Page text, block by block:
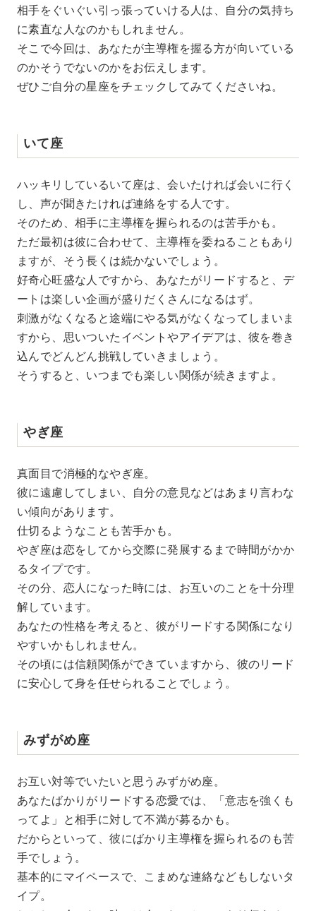
相手をぐいぐい引っ張っていける人は、自分の気持ち
に素直な人なのかもしれません。
そこで今回は、あなたが主導権を握る方が向いている
のかそうでないのかをお伝えします。
ぜひご自分の星座をチェックしてみてくださいね。
いて座
ハッキリしているいて座は、会いたければ会いに行く
し、声が聞きたければ連絡をする人です。
そのため、相手に主導権を握られるのは苦手かも。
ただ最初は彼に合わせて、主導権を委ねることもあり
ますが、そう長くは続かないでしょう。
好奇心旺盛な人ですから、あなたがリードすると、デ
ートは楽しい企画が盛りだくさんになるはず。
刺激がなくなると途端にやる気がなくなってしまいま
すから、思いついたイベントやアイデアは、彼を巻き
込んでどんどん挑戦していきましょう。
そうすると、いつまでも楽しい関係が続きますよ。
やぎ座
真面目で消極的なやぎ座。
彼に遠慮してしまい、自分の意見などはあまり言わな
い傾向があります。
仕切るようなことも苦手かも。
やぎ座は恋をしてから交際に発展するまで時間がかか
るタイプです。
その分、恋人になった時には、お互いのことを十分理
解しています。
あなたの性格を考えると、彼がリードする関係になり
やすいかもしれません。
その頃には信頼関係ができていますから、彼のリード
に安心して身を任せられることでしょう。
みずがめ座
お互い対等でいたいと思うみずがめ座。
あなたばかりがリードする恋愛では、「意志を強くも
ってよ」と相手に対して不満が募るかも。
だからといって、彼にばかり主導権を握られるのも苦
手でしょう。
基本的にマイペースで、こまめな連絡などもしないタ
イプ。